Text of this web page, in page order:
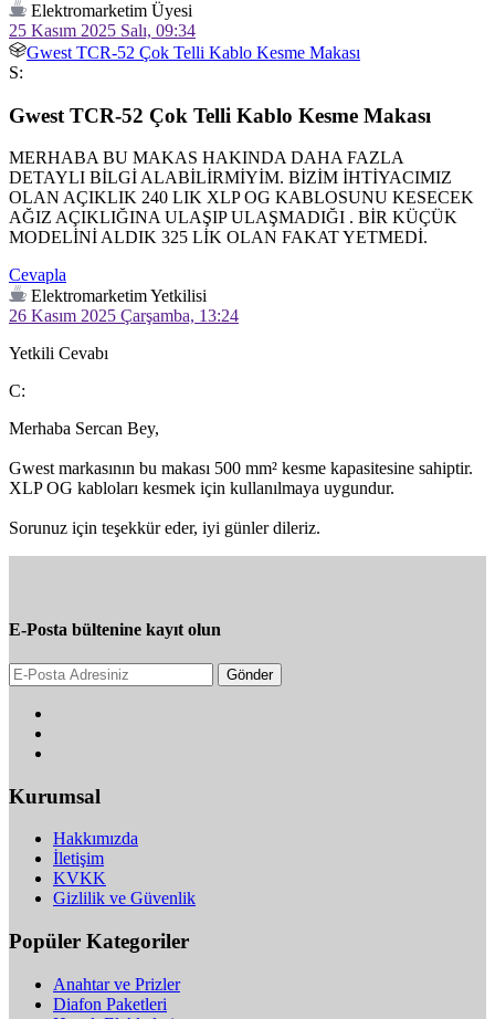
Elektromarketim Üyesi
25 Kasım 2025 Salı, 09:34
Gwest TCR-52 Çok Telli Kablo Kesme Makası
S:
Gwest TCR-52 Çok Telli Kablo Kesme Makası
MERHABA BU MAKAS HAKINDA DAHA FAZLA
DETAYLI BİLGİ ALABİLİRMİYİM. BİZİM İHTİYACIMIZ
OLAN AÇIKLIK 240 LIK XLP OG KABLOSUNU KESECEK
AĞIZ AÇIKLIĞINA ULAŞIP ULAŞMADIĞI . BİR KÜÇÜK
MODELİNİ ALDIK 325 LİK OLAN FAKAT YETMEDİ.
Cevapla
Elektromarketim Yetkilisi
26 Kasım 2025 Çarşamba, 13:24
Yetkili Cevabı
C:
Merhaba Sercan Bey,
Gwest markasının bu makası 500 mm² kesme kapasitesine sahiptir.
XLP OG kabloları kesmek için kullanılmaya uygundur.
Sorunuz için teşekkür eder, iyi günler dileriz.
E-Posta bültenine kayıt olun
Gönder
Kurumsal
Hakkımızda
İletişim
KVKK
Gizlilik ve Güvenlik
Popüler Kategoriler
Anahtar ve Prizler
Diafon Paketleri